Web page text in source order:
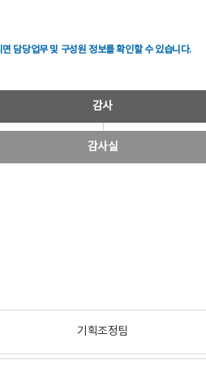
담당업무 및 구성원 정보를 확인할 수 있습니다.
감사
감사실
기획조정팀